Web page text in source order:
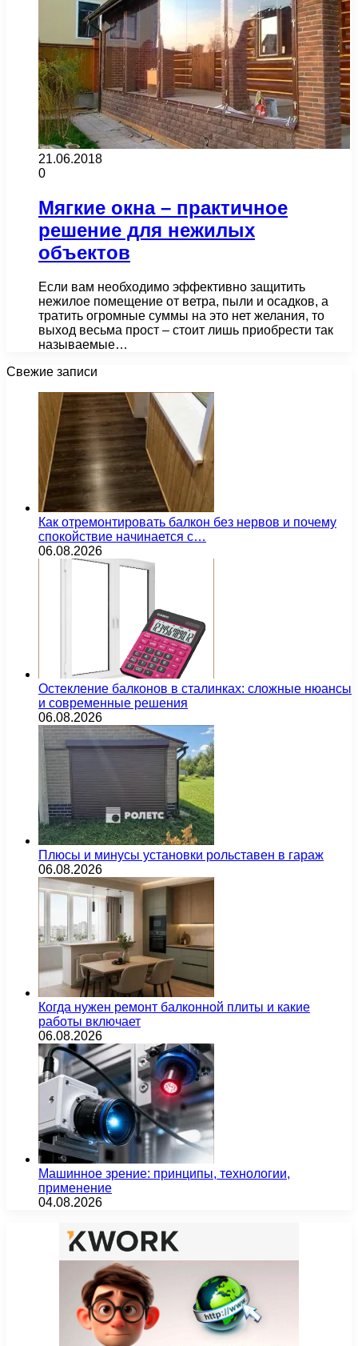
21.06.2018
0
Мягкие окна – практичное
решение для нежилых
объектов
Если вам необходимо эффективно защитить
нежилое помещение от ветра, пыли и осадков, а
тратить огромные суммы на это нет желания, то
выход весьма прост – стоит лишь приобрести так
называемые…
Свежие записи
Как отремонтировать балкон без нервов и почему
спокойствие начинается с…
06.08.2026
Остекление балконов в сталинках: сложные нюансы
и современные решения
06.08.2026
Плюсы и минусы установки рольставен в гараж
06.08.2026
Когда нужен ремонт балконной плиты и какие
работы включает
06.08.2026
Машинное зрение: принципы, технологии,
применение
04.08.2026